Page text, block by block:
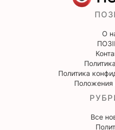
О
Политика
Положения
Все